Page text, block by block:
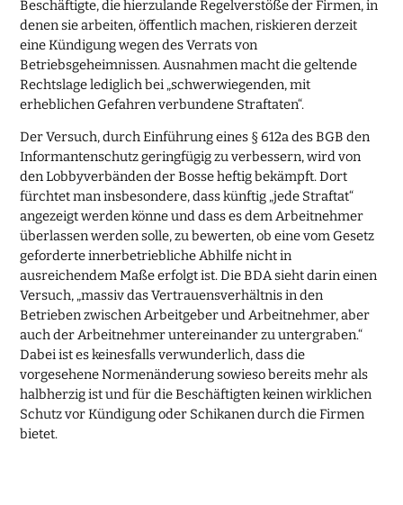
Beschäftigte, die hierzulande Regelverstöße der Firmen, in
denen sie arbeiten, öffentlich machen, riskieren derzeit
eine Kündigung wegen des Verrats von
Betriebsgeheimnissen. Ausnahmen macht die geltende
Rechtslage lediglich bei „schwerwiegenden, mit
erheblichen Gefahren verbundene Straftaten“.
Der Versuch, durch Einführung eines § 612a des BGB den
Informantenschutz geringfügig zu verbessern, wird von
den Lobbyverbänden der Bosse heftig bekämpft. Dort
fürchtet man insbesondere, dass künftig „jede Straftat“
angezeigt werden könne und dass es dem Arbeitnehmer
überlassen werden solle, zu bewerten, ob eine vom Gesetz
geforderte innerbetriebliche Abhilfe nicht in
ausreichendem Maße erfolgt ist. Die BDA sieht darin einen
Versuch, „massiv das Vertrauensverhältnis in den
Betrieben zwischen Arbeitgeber und Arbeitnehmer, aber
auch der Arbeitnehmer untereinander zu untergraben.“
Dabei ist es keinesfalls verwunderlich, dass die
vorgesehene Normenänderung sowieso bereits mehr als
halbherzig ist und für die Beschäftigten keinen wirklichen
Schutz vor Kündigung oder Schikanen durch die Firmen
bietet.